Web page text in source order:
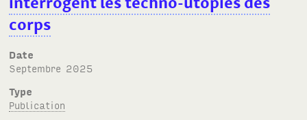
corps
Date
septembre 2025
Type
Publication